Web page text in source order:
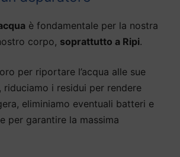
è fondamentale per la nostra
corpo, soprattutto a Ripi.
per riportare l’acqua alle sue
riduciamo i residui per rendere
eliminiamo eventuali batteri e
per garantire la massima